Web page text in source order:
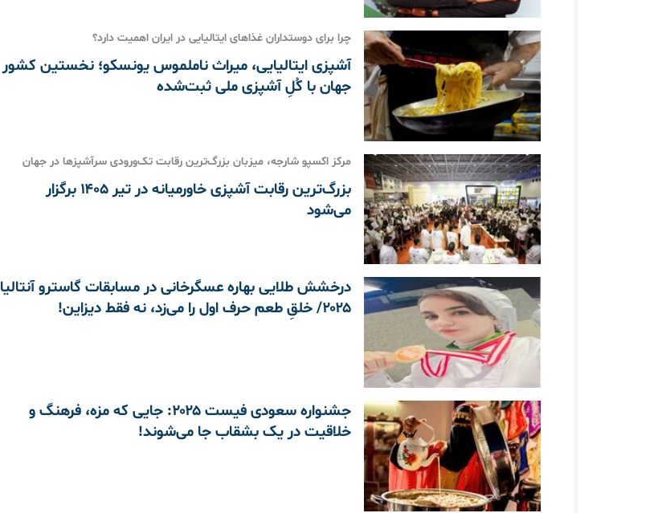
چرا برای دوستداران غذاهای ایتالیایی در ایران اهمیت دارد؟
آشپزی ایتالیایی، میراث ناملموس یونسکو؛ نخستین کشور
جهان با کُلِ آشپزی ملی ثبت‌شده
مرکز اکسپو شارجه، میزبان بزرگ‌ترین رقابت تک‌ورودی سرآشپزها در جهان
بزرگ‌ترین رقابت آشپزی خاورمیانه در تیر ۱۴۰۵ برگزار
می‌شود
درخشش طلایی بهاره عسگرخانی در مسابقات گاسترو آنتالیا
۲۰۲۵/ خلقِ طعم حرف اول را می‌زد، نه فقط دیزاین!
جشنواره سعودی فیست ۲۰۲۵: جایی که مزه، فرهنگ و
خلاقیت در یک بشقاب جا می‌شوند!